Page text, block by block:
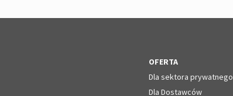
OFERTA
Dla sektora prywatnego
Dla Dostawców